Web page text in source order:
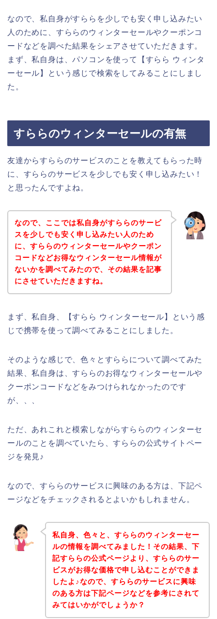
なので、私自身がすららを少しでも安く申し込みたい
人のために、すららのウィンターセールやクーポンコ
ードなどを調べた結果をシェアさせていただきます。
まず、私自身は、パソコンを使って【すらら ウィンタ
ーセール】という感じで検索をしてみることにしまし
た。
すららのウィンターセールの有無
友達からすららのサービスのことを教えてもらった時
に、すららのサービスを少しでも安く申し込みたい！
と思ったんですよね。
なので、ここでは私自身がすららのサービ
スを少しでも安く申し込みたい人のため
に、すららのウィンターセールやクーポン
コードなどお得なウィンターセール情報が
ないかを調べてみたので、その結果を記事
にさせていただきますね。
まず、私自身、【すらら ウィンターセール】という感
じで携帯を使って調べてみることにしました。
そのような感じで、色々とすららについて調べてみた
結果、私自身は、すららのお得なウィンターセールや
クーポンコードなどをみつけられなかったのです
が、、、
ただ、あれこれと模索しながらすららのウィンターセ
ールのことを調べていたら、すららの公式サイトペー
ジを発見♪
なので、すららのサービスに興味のある方は、下記ペ
ージなどをチェックされるとよいかもしれません。
私自身、色々と、すららのウィンターセー
ルの情報を調べてみました！その結果、下
記すららの公式ページより、すららのサー
ビスがお得な価格で申し込むことができま
したよ♪なので、すららのサービスに興味
のある方は下記ページなどを参考にされて
みてはいかがでしょうか？